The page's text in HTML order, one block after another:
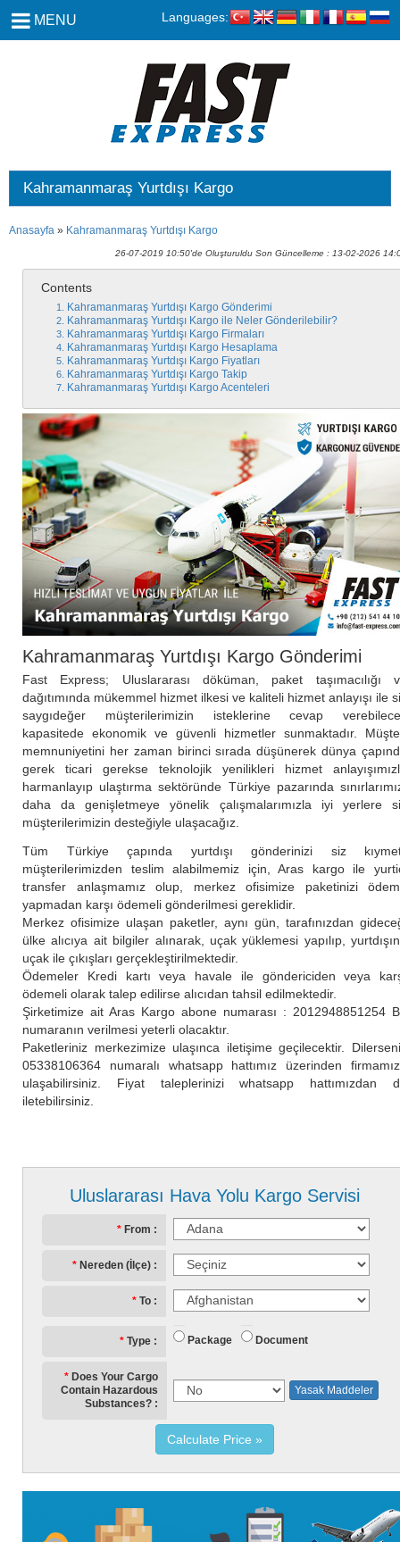
MENU Languages:
Kahramanmaraş Yurtdışı Kargo
Anasayfa » Kahramanmaraş Yurtdışı Kargo
26-07-2019 10:50'de Oluşturuldu Son Güncelleme : 13-02-2026
Uluslararası Hava Yolu Kargo Servisi
From
Nereden (İlçe)
To
Type Package Document
Does Your Cargo
Contain Hazardous
Substances?
Yasak Maddeler
Calculate Price
Contents
Kahramanmaraş Yurtdışı Kargo Gönderimi
Kahramanmaraş Yurtdışı Kargo ile Neler Gönderilebilir?
Kahramanmaraş Yurtdışı Kargo Firmaları
Kahramanmaraş Yurtdışı Kargo Hesaplama
Kahramanmaraş Yurtdışı Kargo Fiyatları
Kahramanmaraş Yurtdışı Kargo Takip
Kahramanmaraş Yurtdışı Kargo Acenteleri
Kahramanmaraş Yurtdışı Kargo Gönderimi
Fast Express; Uluslararası döküman, paket taşımacılığı
dağıtımında mükemmel hizmet ilkesi ve kaliteli hizmet anlayışı ile
saygıdeğer müşterilerimizin isteklerine cevap
kapasitede ekonomik ve güvenli hizmetler sunmaktadır.
memnuniyetini her zaman birinci sırada düşünerek dünya
gerek ticari gerekse teknolojik yenilikleri hizmet
harmanlayıp ulaştırma sektöründe Türkiye pazarında
daha da genişletmeye yönelik çalışmalarımızla iyi yerlere
müşterilerimizin desteğiyle ulaşacağız.
Tüm Türkiye çapında yurtdışı gönderinizi siz
müşterilerimizden teslim alabilmemiz için, Aras kargo ile
transfer anlaşmamız olup, merkez ofisimize paketinizi
yapmadan karşı ödemeli gönderilmesi gereklidir.
Merkez ofisimize ulaşan paketler, aynı gün, tarafınızdan
ülke alıcıya ait bilgiler alınarak, uçak yüklemesi yapılıp,
uçak ile çıkışları gerçekleştirilmektedir.
Ödemeler Kredi kartı veya havale ile göndericiden veya
ödemeli olarak talep edilirse alıcıdan tahsil edilmektedir.
Şirketimize ait Aras Kargo abone numarası : 2012948851254
numaranın verilmesi yeterli olacaktır.
Paketleriniz merkezimize ulaşınca iletişime geçilecektir.
05338106364 numaralı whatsapp hattımız üzerinden
ulaşabilirsiniz. Fiyat taleplerinizi whatsapp hattımızdan
iletebilirsiniz.